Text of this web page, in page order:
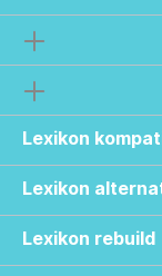
Lexikon
Lexikon
Lexikon rebuild